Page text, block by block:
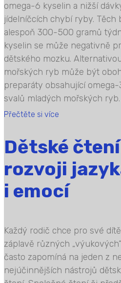
omega-6 kyselin a nižší
jídelníčcích chybí ryby. Těch
alespoň 300-500 gramů
kyselin se může negativně
dětského mozku.
mořských ryb může být
preparáty obsahující
svalů mladých mořských ryb.
Přečtěte si více
Dětské
rozvoji
i emocí
Každý rodič chce pro své
záplavě různých
často zapomíná na jeden z
nejúčinnějších nástrojů